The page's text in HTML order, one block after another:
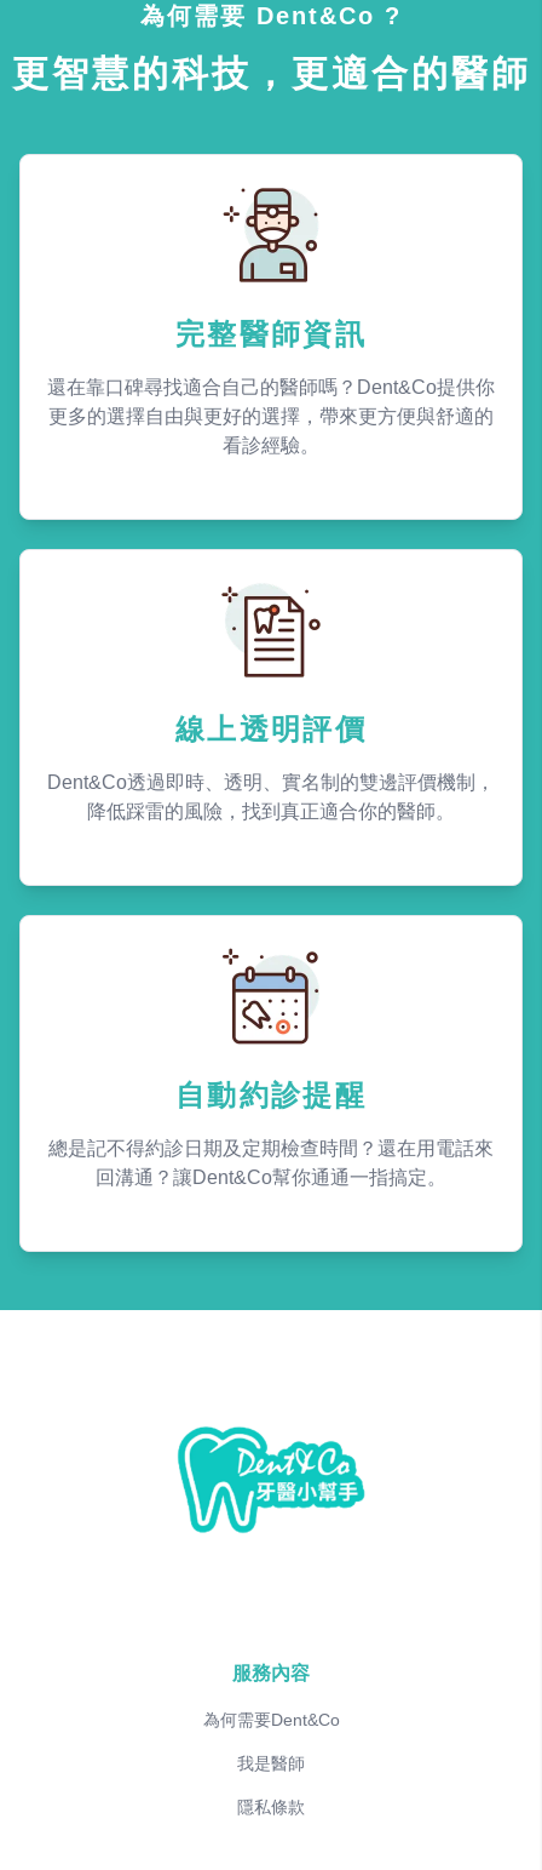
為何需要 Dent&Co ?
更智慧的科技，更適合的醫師
完整醫師資訊
還在靠口碑尋找適合自己的醫師嗎？Dent&Co提供你
更多的選擇自由與更好的選擇，帶來更方便與舒適的
看診經驗。
線上透明評價
Dent&Co透過即時、透明、實名制的雙邊評價機制，
降低踩雷的風險，找到真正適合你的醫師。
自動約診提醒
總是記不得約診日期及定期檢查時間？還在用電話來
回溝通？讓Dent&Co幫你通通一指搞定。
服務內容
為何需要Dent&Co
我是醫師
隱私條款